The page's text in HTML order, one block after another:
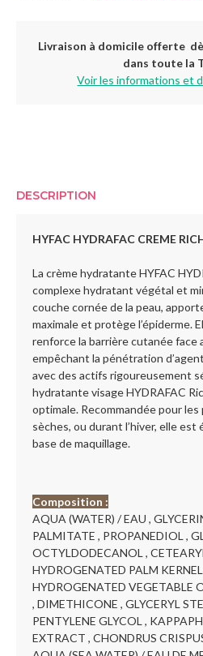
Livraison à domicile offerte
dans toute la
Voir les informations et
DESCRIPTION
HYFAC HYDRAFAC CREME
La crème hydratante HYFAC
complexe hydratant végétal et
couche cornée de la peau,
maximale et protège l’épiderme.
renforce la barrière cutanée face
empêchant la pénétration
avec des actifs rigoureusement
hydratante visage HYDRAFAC
optimale. Recommandée pour
sèches, ou durant l’hiver, elle est
base de maquillage.
Composition :
AQUA (WATER) / EAU ,
PALMITATE , PROPANEDIOL ,
OCTYLDODECANOL ,
HYDROGENATED PALM
HYDROGENATED VEGETABLE
, DIMETHICONE , GLYCERYL
PENTYLENE GLYCOL ,
EXTRACT , CHONDRUS